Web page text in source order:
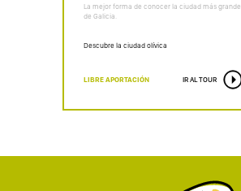
La mejor forma de conocer la ciudad más grande
de Galicia.
Descubre la ciudad olívica
LIBRE APORTACIÓN IR AL TOUR